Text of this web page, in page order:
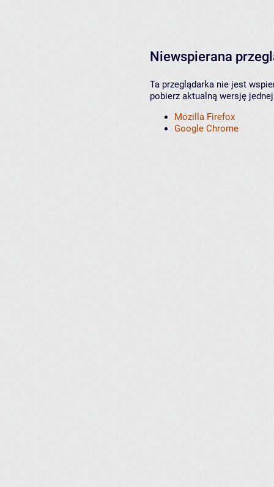
Niewspierana
Ta przeglądarka nie jest
pobierz aktualną wersję
Mozilla Firefox
Google Chrome